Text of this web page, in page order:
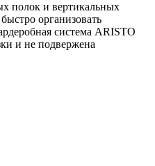
полок и вертикальных
организовать
система ARISTO
и не подвержена